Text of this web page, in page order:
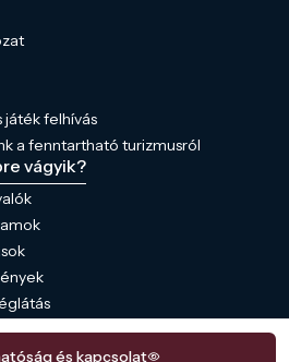
és kapcsolat
felhívás
a fenntartható turizmusról
vágyik?